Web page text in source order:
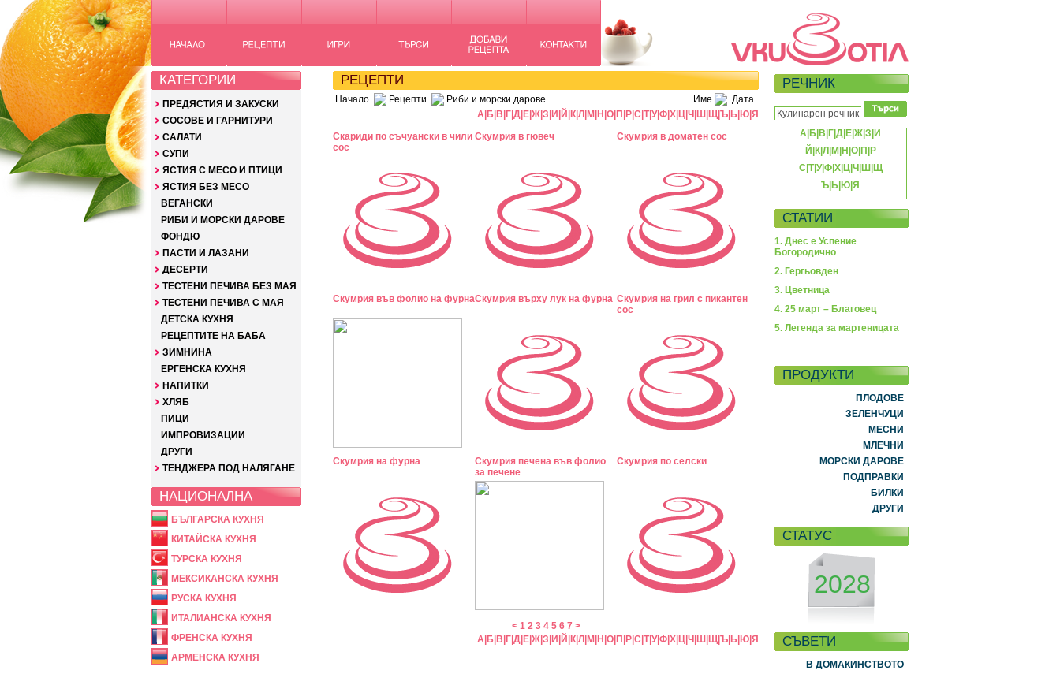
КАТЕГОРИИ
ПРЕДЯСТИЯ И ЗАКУСКИ
СОСОВЕ И ГАРНИТУРИ
САЛАТИ
СУПИ
ЯСТИЯ С МЕСО И ПТИЦИ
ЯСТИЯ БЕЗ МЕСО
ВЕГАНСКИ
РИБИ И МОРСКИ ДАРОВЕ
ФОНДЮ
ПАСТИ И ЛАЗАНИ
ДЕСЕРТИ
ТЕСТЕНИ ПЕЧИВА БЕЗ МАЯ
ТЕСТЕНИ ПЕЧИВА С МАЯ
ДЕТСКА КУХНЯ
РЕЦЕПТИТЕ НА БАБА
ЗИМНИНА
ЕРГЕНСКА КУХНЯ
НАПИТКИ
ХЛЯБ
ПИЦИ
ИМПРОВИЗАЦИИ
ДРУГИ
ТЕНДЖЕРА ПОД НАЛЯГАНЕ
НАЦИОНАЛНА
БЪЛГАРСКА КУХНЯ
КИТАЙСКА КУХНЯ
ТУРСКА КУХНЯ
МЕКСИКАНСКА КУХНЯ
РУСКА КУХНЯ
ИТАЛИАНСКА КУХНЯ
ФРЕНСКА КУХНЯ
АРМЕНСКА КУХНЯ
РЕЦЕПТИ
Начало Рецепти Риби и морски дарове Име
Дата
А Б В Г Д Е Ж З И Й К Л М Н О П Р С Т|У|Ф Х Ц Ч Ш Щ Ъ Ь Ю Я
Скариди по съчуански в чили
сос
Скумрия в гювеч Скумрия в доматен сос
Скумрия във фолио на фурнаСкумрия върху лук на фурна Скумрия на грил с пикантен
сос
Скумрия на фурна
Скумрия печена във фолио
за печене
Скумрия по селски
< 1 2 3 4 5 6 7 >
А Б В Г Д Е Ж З И Й К Л М Н О П Р С Т|У|Ф Х Ц Ч Ш Щ Ъ Ь Ю Я
РЕЧНИК
А Б В Г Д Е Ж З И
Й К| Л М Н О| П Р
С Т|У|Ф| Х| Ц| Ч Ш Щ
Ъ Ь Ю Я
СТАТИИ
1. Днес е Успение
Богородично
2. Гергьовден
3. Цветница
4. 25 март – Благовец
5. Легенда за мартеницата
ПРОДУКТИ
ПЛОДОВЕ
ЗЕЛЕНЧУЦИ
МЕСНИ
МЛЕЧНИ
МОРСКИ ДАРОВЕ
ПОДПРАВКИ
БИЛКИ
ДРУГИ
СТАТУС
2028
СЪВЕТИ
В ДОМАКИНСТВОТО